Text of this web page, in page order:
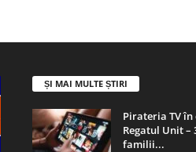
ȘI MAI MULTE ȘTIRI
Pirateria TV
Regatul Unit –
familii...